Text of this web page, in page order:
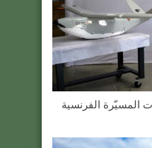
المسيّرة الفرنسية